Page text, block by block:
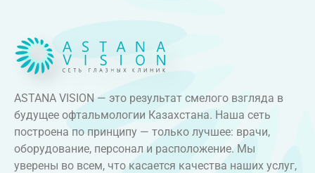
ASTANA VISION — это результат смелого взгляда в
будущее офтальмологии Казахстана. Наша сеть
построена по принципу — только лучшее: врачи,
оборудование, персонал и расположение. Мы
уверены во всем, что касается качества наших услуг,